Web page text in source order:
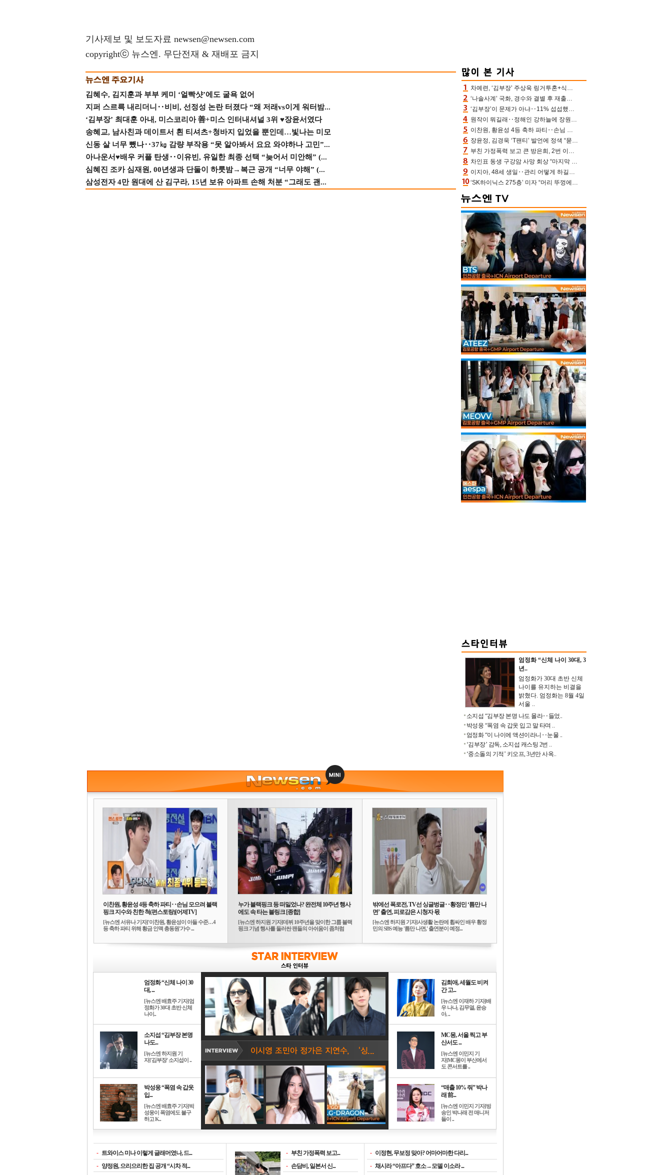
기사제보 및 보도자료 newsen@newsen.com
copyrightⓒ 뉴스엔. 무단전재 & 재배포 금지
김혜수, 김지훈과 부부 케미 ‘얼빡샷’에도 굴욕 없어
지퍼 스르륵 내리더니‥비비, 선정성 논란 터졌다 “왜 저래vs이게 워터밤...
‘김부장’ 최대훈 아내, 미스코리아 善+미스 인터내셔널 3위 ♥장윤서였다
송혜교, 남사친과 데이트서 흰 티셔츠+청바지 입었을 뿐인데…빛나는 미모
신동 살 너무 뺐나‥37㎏ 감량 부작용 “못 알아봐서 요요 와야하나 고민”...
아나운서♥배우 커플 탄생‥이유빈, 유일한 최종 선택 “늦어서 미안해” (...
심혜진 조카 심재원, 00년생과 단둘이 하룻밤→복근 공개 “너무 야해” (...
삼성전자 4만 원대에 산 김구라, 15년 보유 아파트 손해 처분 “그래도 괜...
차예련, ‘김부장’ 주상욱 링거투혼+식스팩 비화 “옷 벗는데 아저씨는 안 된다고”(차장금)
‘나솔사계’ 국화, 경수와 결별 후 재출연…첫인상 3표 몰표
‘김부장’이 문제가 아냐‥11% 섭섭했던 ‘재벌X형사2’ 돈·빽 총동원해 컴백 [TV보고서]
원작이 뭐길래‥정해인 강하늘에 장원영까지 참여한 이 영화
이찬원, 황윤성 4등 축하 파티‥손님 모으려 블랙핑크 지수와 친한 척(편스토랑)[어제TV]
장윤정, 김경욱 ‘T팬티’ 발언에 정색 “묻지 않았는데, 그것도 성희롱”(장공장)
부친 가정폭력 보고 큰 방은희, 2번 이혼 후 잠수→母 고독사에 자책(특종세상)[어제TV]
차인표 동생 구강암 사망 회상 “마지막 순간 동생 손 잡아준 신애라, 두고두고 고마워” (신애라이프)
이지아, 48세 생일‥관리 어떻게 하길래 놀라운 동안 미모
‘SK하이닉스 275층’ 미자 “머리 뚜껑에서 사, 주식만 안 해도 돈 버는 것”
엄정화 “신체 나이 30대, 3
년..
엄정화가 30대 초반 신체
나이를 유지하는 비결을
밝혔다. 엄정화는 8월 4일
서울 ..
소지섭 “김부장 본명 나도 몰라‥들었..
박성웅 “폭염 속 갑옷 입고 말 타며 ..
엄정화 “이 나이에 액션이라니‥눈물 ..
‘김부장’ 감독, 소지섭 캐스팅 2번 ..
‘중소돌의 기적’ 키오프, 3년만 사옥..
이찬원, 황윤성 4등 축하 파티‥손님 모으려 블랙
핑크 지수와 친한 척(편스토랑)[어제TV]
[뉴스엔 서유나 기자]'이찬원, 황윤성이 아들 수준…4
등 축하 파티 위해 황금 인맥 총동원'가수 ...
누가 블랙핑크 등 떠밀었나? 완전체 10주년 행사
에도 속 타는 블링크 [종합]
[뉴스엔 하지원 기자]데뷔 10주년을 맞이한 그룹 블랙
핑크 기념 행사를 둘러싼 팬들의 아쉬움이 좀처럼
밖에선 폭로전, TV선 싱글벙글‥황정민 ‘틈만 나
면’ 출연, 피로감은 시청자 몫
[뉴스엔 하지원 기자]사생활 논란에 휩싸인 배우 황정
민의 SBS 예능 '틈만 나면,' 출연분이 예정...
엄정화 “신체 나이 30
대, ...
[뉴스엔 배효주 기자]엄
정화가 30대 초반 신체
나이..
소지섭 “김부장 본명
나도...
[뉴스엔 하지원 기
자]'김부장' 소지섭이 ..
박성웅 “폭염 속 갑옷
입...
[뉴스엔 배효주 기자]박
성웅이 폭염에도 불구
하고 K..
김희애, 세월도 비켜
간 고...
[뉴스엔 이재하 기자]배
우 나나, 김무열, 윤승
아, ..
MC몽, 서울 찍고 부
산서도 ...
[뉴스엔 이민지 기
자]MC몽이 부산에서
도 콘서트를 ..
“매출 10% 줘” 박나
래 前...
[뉴스엔 이민지 기자]방
송인 박나래 전 매니저
들이 ..
- 트와이스 미나 이렇게 글래머였나, 드...
- 양정원, 으리으리한 집 공개 “시차 적...
- 부친 가정폭력 보고...
- 손담비, 일본서 신...
- 이정현, 무보정 맞아? 어마어마한 다리...
- 채시라 “아프다” 호소→모델 이소라 ...